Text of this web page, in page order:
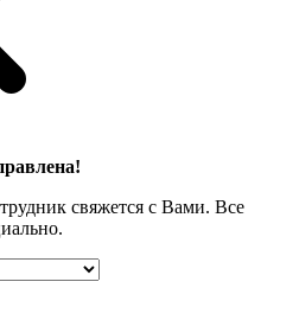
свяжется с Вами. Все